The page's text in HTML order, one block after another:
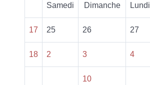
Samedi Dimanche Lundi
17 25 26 27
18 2 3 4
10